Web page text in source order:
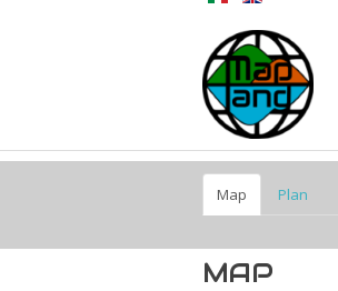
Map Plan
MAP